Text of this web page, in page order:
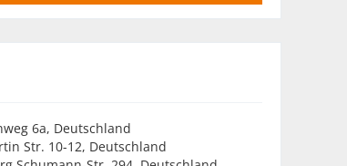
6a, Deutschland
Str. 10-12, Deutschland